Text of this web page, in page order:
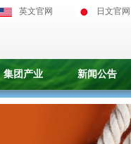
英文官网 日文官网
集团产业 新闻公告